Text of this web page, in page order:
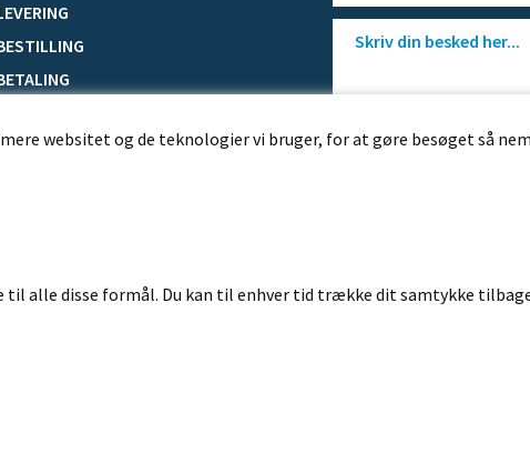
websitet og de teknologier vi bruger, for at gøre besøget så
til alle disse formål. Du kan til enhver tid trække dit samtykke